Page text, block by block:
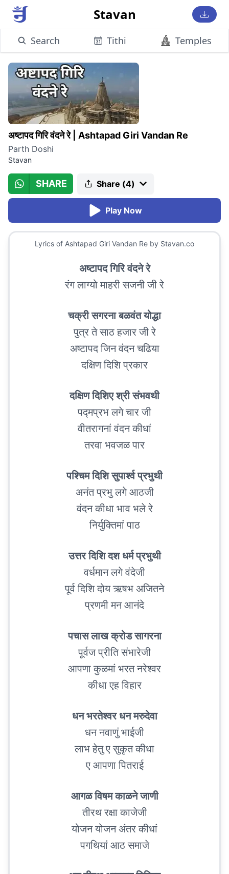
Stavan
Search Tithi Temples
अष्टापद गिरि वंदने रे| Ashtapad Giri Vandan Re
Parth Doshi
Stavan
SHARE Share (4)
Play Now
Lyrics of Ashtapad Giri Vandan Re by Stavan.co
अष्टापद गिरि वंदने रे
रंग लाग्यो माहरी सजनी जी रे
चक्री सगरना बळवंत योद्धा
पुत्र ते साठ हजार जी रे
अष्टापद जिन वंदन चढिया
दक्षिण दिशि प्रकार
दक्षिण दिशिए श्री संभवथी
पद्मप्रभ लगे चार जी
वीतरागनां वंदन कीधां
तरवा भवजळ पार
पश्चिम दिशि सुपार्श्व प्रभुथी
अनंत प्रभु लगे आठजी
वंदन कीधा भाव भले रे
निर्युक्तिमां पाठ
उत्तर दिशि दश धर्म प्रभुथी
वर्धमान लगे वंदेजी
पूर्व दिशि दोय ऋषभ अजितने
प्रणमी मन आनंदे
पचास लाख क्रोड सागरना
पूर्वज प्रीति संभारेजी
आपणा कुळमां भरत नरेश्वर
कीधा एह विहार
धन भरतेश्वर धन मरुदेवा
धन नवाणुं भाईजी
लाभ हेतु ए सुकृत कीधा
ए आपणा पितराई
आगळ विषम काळने जाणी
तीरथ रक्षा काजेजी
योजन योजन अंतर कीधां
पगथियां आठ समाजे